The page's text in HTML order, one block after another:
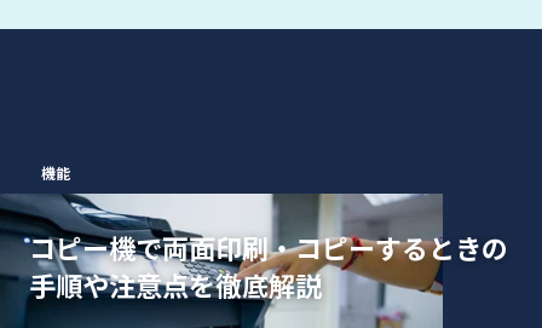
機能
コピー機で両面印刷・コピーするときの
手順や注意点を徹底解説